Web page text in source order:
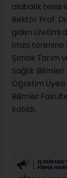
alabalık tesisi
Rektör Prof.
giden üretimi
İmza törenine
Şırnak Tarım
Sağlık
Öğretim Üyesi
Bilimler
katıldı.